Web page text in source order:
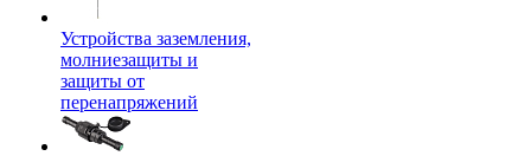
Устройства заземления,
молниезащиты и
защиты от
перенапряжений